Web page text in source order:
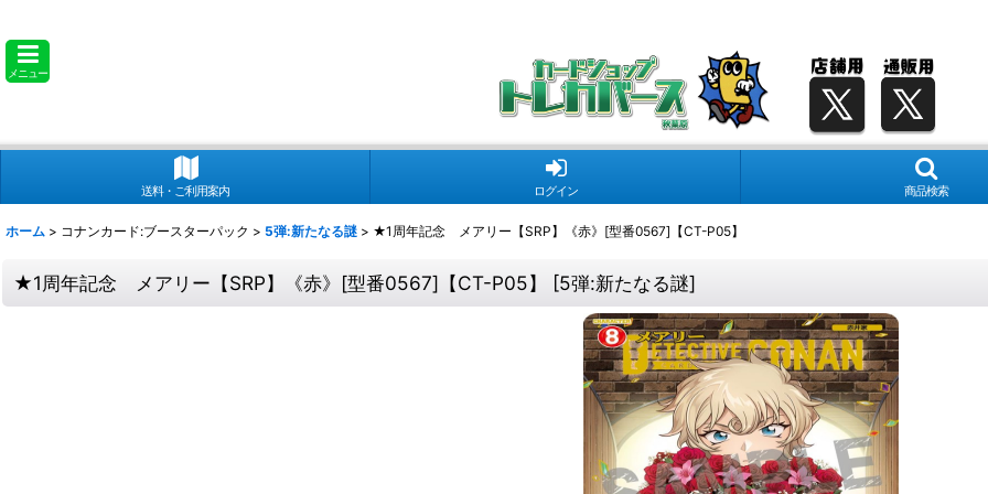
メニュー
送料・ご利用案内 ログイン 商品検索
ホーム > コナンカード:ブースターパック > 5弾:新たなる謎 > ★1周年記念 メアリー【SRP】《赤》[型番0567]【CT-P05】
★1周年記念 メアリー【SRP】《赤》[型番0567]【CT-P05】 [5弾:新たなる謎]